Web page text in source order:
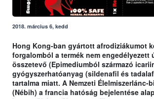
2018. március 6, kedd
Hong Kong-ban gyártott afrodiziákumot
forgalomból a termék nem engedélyezett
összetevő (Epimediumból származó
gyógyszerhatóanyag (sildenafil és
tartalma miatt. A Nemzeti Élelmiszerlánc-
(Nébih) a francia hatóság bejelentése